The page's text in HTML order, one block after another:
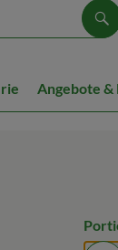
Angebote &